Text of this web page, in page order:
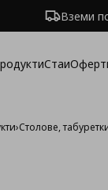
Вземи
Стаи
›Столове,